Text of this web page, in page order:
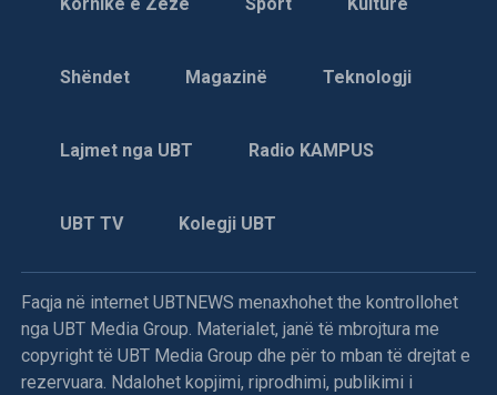
Kornikë e Zezë Sport Kulturë
Shëndet Magazinë Teknologji
Lajmet nga UBT Radio KAMPUS
UBT TV Kolegji UBT
Faqja në internet UBTNEWS menaxhohet the kontrollohet
nga UBT Media Group. Materialet, janë të mbrojtura me
copyright të UBT Media Group dhe për to mban të drejtat e
rezervuara. Ndalohet kopjimi, riprodhimi, publikimi i